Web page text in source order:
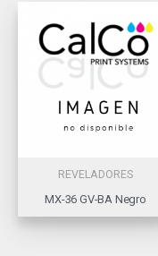
REVELADORES
MX-36 GV-BA Negro